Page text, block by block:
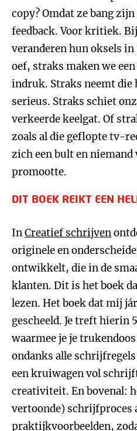
copy? Omdat ze bang
feedback. Voor kritiek.
veranderen hun oksels
oef, straks maken we
indruk. Straks neemt die
serieus. Straks schiet
verkeerde keelgat. Of
zoals al die geflopte tv-
zich een bult en
promootte.
DIT BOEK REIKT EEN
InCreatief schrijven
originele en
ontwikkelt, die in de
klanten. Dit is het boek
lezen. Het boek dat mij
gescheeld. Je treft hierin
waarmee je je
ondanks alle
een kruiwagen vol
creativiteit. En bovenal:
vertoonde) schrijfproces
praktijkvoorbeelden,